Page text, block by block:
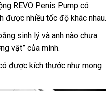
REVO Penis Pump có
shopee
được nhiều tốc độ khác nhau.
sinh lý giá
bán
và anh nào chưa
vật” tổng
hợp
của mình.
bảo
được kích thước như thế
mong